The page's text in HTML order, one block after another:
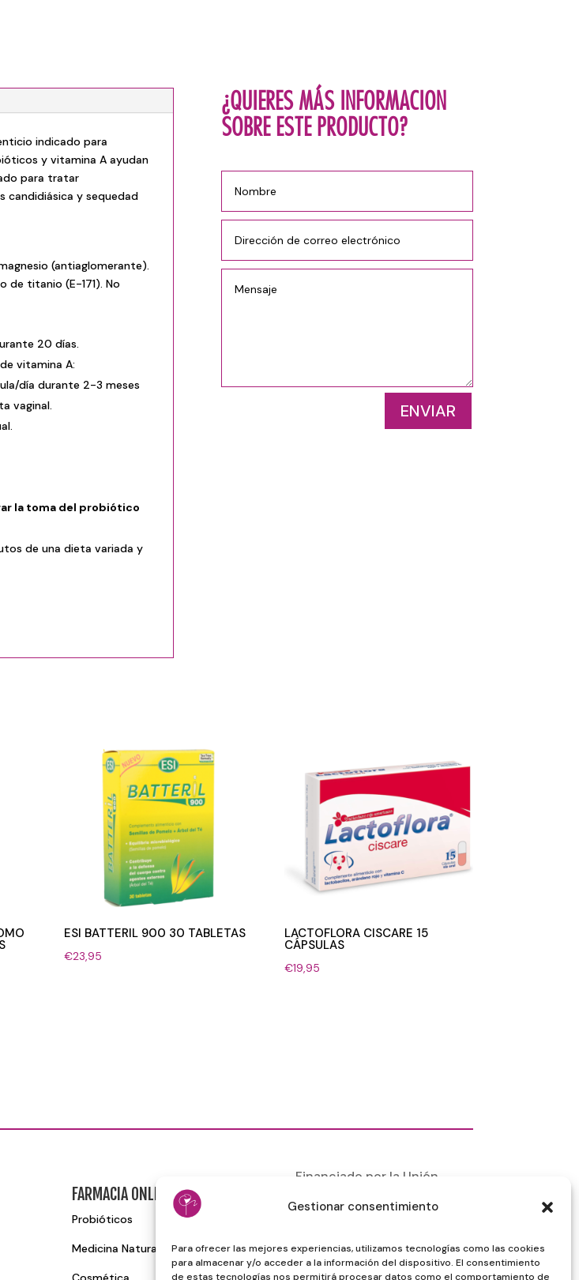
Gestionar consentimiento
Para ofrecer las mejores experiencias, utilizamos tecnologías como las cookies
para almacenar y/o acceder a la información del dispositivo. El consentimiento
de estas tecnologías nos permitirá procesar datos como el comportamiento de
indicado para
y vitamina A ayudan
para tratar
candidiásica y sequedad
(antiaglomerante).
de titanio (E-171). No
20 días.
vitamina A:
día durante 2-3 meses
vaginal.
la toma del probiótico
de una dieta variada y
¿QUIERES MÁS INFORMACION
SOBRE ESTE PRODUCTO?
ENVIAR
ESI BATTERIL 900 30 TABLETAS
€23,95
LACTOFLORA CISCARE 15
CÁPSULAS
€19,95
FARMACIA ONLINE
Probióticos
Medicina Natural
Financiado por la Unión